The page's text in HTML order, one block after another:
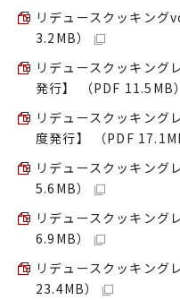
リデュースクッキン
3.2MB）
リデュースクッキング
発行】 （PDF 11.5MB）
リデュースクッキング
度発行】 （PDF
リデュースクッキング
5.6MB）
リデュースクッキング
6.9MB）
リデュースクッキング
23.4MB）